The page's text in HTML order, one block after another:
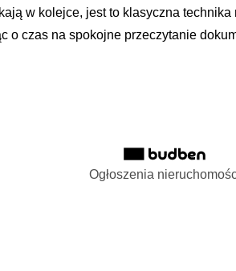
w kolejce, jest to klasyczna
o czas na spokojne przeczytanie
Ogłoszenia